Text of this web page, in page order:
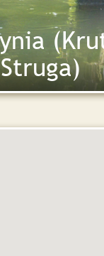
Struga)